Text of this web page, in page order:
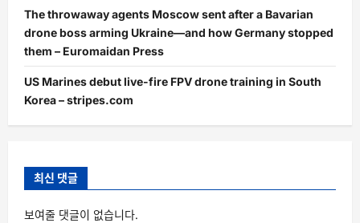
The throwaway agents Moscow sent after a Bavarian
drone boss arming Ukraine—and how Germany stopped
them – Euromaidan Press
US Marines debut live-fire FPV drone training in South
Korea – stripes.com
최신 댓글
보여줄 댓글이 없습니다.